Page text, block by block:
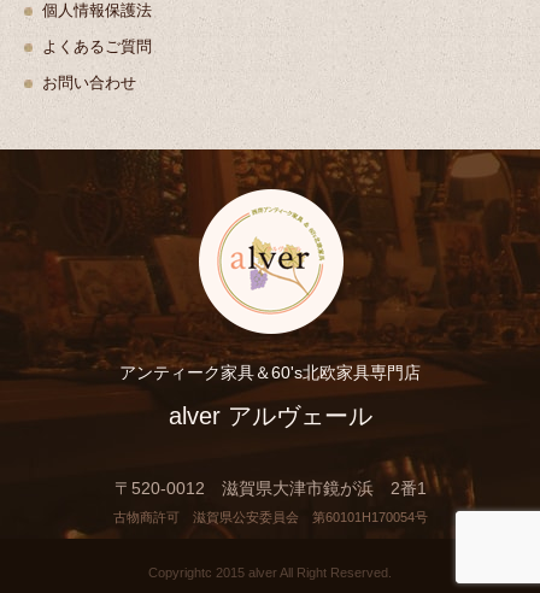
個人情報保護法
よくあるご質問
お問い合わせ
アンティーク家具＆60's北欧家具専門店
alver アルヴェール
〒520-0012 滋賀県大津市鏡が浜 2番1
古物商許可 滋賀県公安委員会 第60101H170054号
Copyrightc 2015 alver All Right Reserved.